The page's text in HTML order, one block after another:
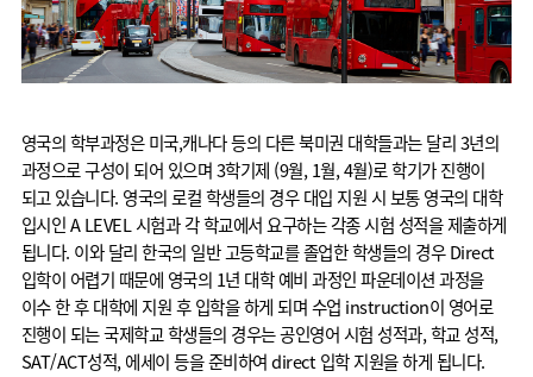
영국의 학부과정은 미국,캐나다 등의 다른 북미권 대학들과는 달리 3년의
과정으로 구성이 되어 있으며 3학기제 (9월, 1월, 4월)로 학기가 진행이
되고 있습니다. 영국의 로컬 학생들의 경우 대입 지원 시 보통 영국의 대학
입시인 A LEVEL 시험과 각 학교에서 요구하는 각종 시험 성적을 제출하게
됩니다. 이와 달리 한국의 일반 고등학교를 졸업한 학생들의 경우 Direct
입학이 어렵기 때문에 영국의 1년 대학 예비 과정인 파운데이션 과정을
이수 한 후 대학에 지원 후 입학을 하게 되며 수업 instruction이 영어로
진행이 되는 국제학교 학생들의 경우는 공인영어 시험 성적과, 학교 성적,
SAT/ACT성적, 에세이 등을 준비하여 direct 입학 지원을 하게 됩니다.